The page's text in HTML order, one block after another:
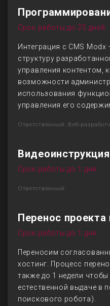
Срок работы до 25 дней
Интеграция с CMS
структуру
управления контентом,
возможности
использования
управления его
Ответственный: Веб-
Видеоинструкция
Срок работы до 1 дня
Ответственный:
Перенос проекта
Срок работы до 1 дня
Переносим
хостинг. Процесс
также до 1 недели
естественной выдаче в
поискового робота).